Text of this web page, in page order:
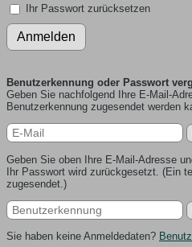
Ihr Passwort zurücksetzen
Benutzerkennung oder Passwort
Geben Sie nachfolgend Ihre E-Mail-
Benutzerkennung zugesendet werden
Geben Sie oben Ihre E-Mail-Adresse
Ihr Passwort wird zurückgesetzt. (Ein
zugesendet.)
Sie haben keine Anmeldedaten?